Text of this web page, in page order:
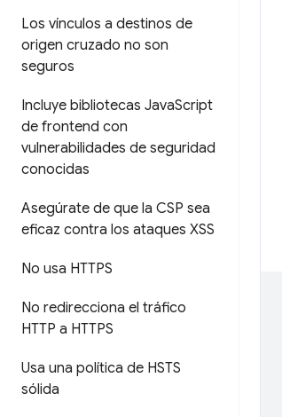
Los vínculos a destinos de
origen cruzado no son
seguros
Incluye bibliotecas JavaScript
de frontend con
vulnerabilidades de seguridad
conocidas
Asegúrate de que la CSP sea
eficaz contra los ataques XSS
No usa HTTPS
No redirecciona el tráfico
HTTP a HTTPS
Usa una política de HSTS
sólida